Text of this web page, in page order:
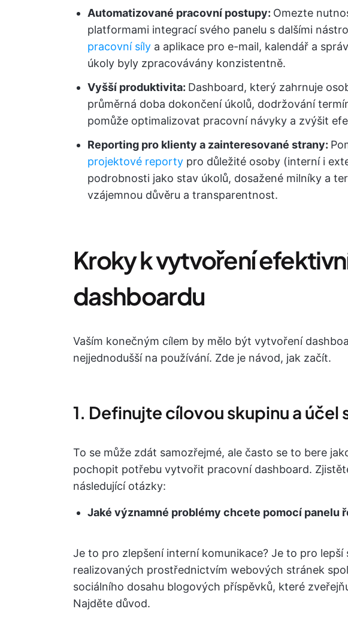
Automatizované pracovní postupy: Omezte
platformami integrací svého panelu s dalšími
pracovní síly a aplikace pro e-mail, kalendář a
úkoly byly zpracovávány konzistentně.
Vyšší produktivita: Dashboard, který zahrnuje
průměrná doba dokončení úkolů, dodržování
pomůže optimalizovat pracovní návyky a zvýšit
Reporting pro klienty a zainteresované strany:
projektové reporty pro důležité osoby (interní i
podrobnosti jako stav úkolů, dosažené milníky a
vzájemnou důvěru a transparentnost.
Kroky k vytvoření
dashboardu
Vaším konečným cílem by mělo být vytvoření
nejjednodušší na používání. Zde je návod, jak začít.
1. Definujte cílovou skupinu a účel
To se může zdát samozřejmé, ale často se to bere
pochopit potřebu vytvořit pracovní dashboard.
následující otázky:
Jaké významné problémy chcete pomocí panelu
Je to pro zlepšení interní komunikace? Je to pro lepší
realizovaných prostřednictvím webových stránek
sociálního dosahu blogových příspěvků, které
Najděte důvod.